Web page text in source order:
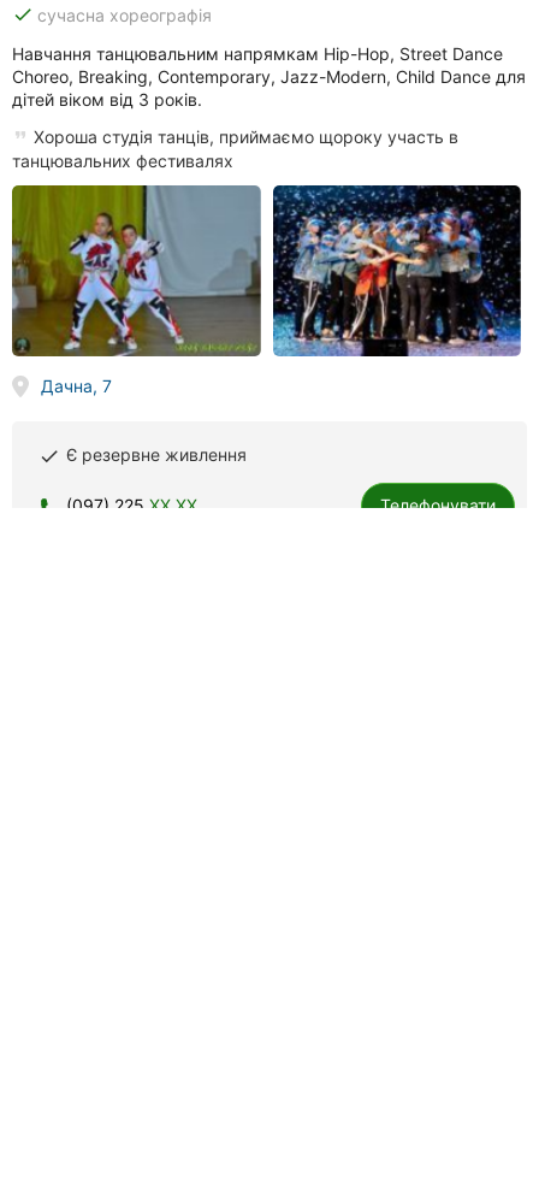
done сучасна хореографія
Навчання танцювальним напрямкам Hip-Hop, Street Dance
Choreo, Breaking, Contemporary, Jazz-Modern, Child Dance для
дітей віком від 3 років.
Хороша студія танців, приймаємо щороку участь в
танцювальних фестивалях
Дачна, 7
done Є резервне живлення
(097) 225 XX XX Телефонувати